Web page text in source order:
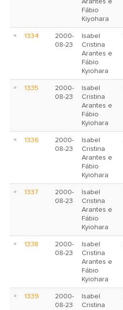
Arantes e
Fábio
Kiyohara
1334
2000-
08-23
Isabel
Cristina
Arantes e
Fábio
Kyiohara
1335
2000-
08-23
Isabel
Cristina
Arantes e
Fábio
Kyiohara
1336
2000-
08-23
Isabel
Cristina
Arantes e
Fábio
Kyiohara
1337
2000-
08-23
Isabel
Cristina
Arantes e
Fábio
Kyiohara
1338
2000-
08-23
Isabel
Cristina
Arantes e
Fábio
Kyiohara
1339
2000-
08-23
Isabel
Cristina